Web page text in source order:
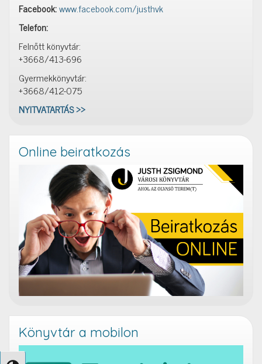
Facebook:www.facebook.com/justhvk
Telefon:
Felnőtt könyvtár:
+3668/413-696
Gyermekkönyvtár:
+3668/412-075
NYITVATARTÁS >>
Online beiratkozás
Könyvtár a mobilon